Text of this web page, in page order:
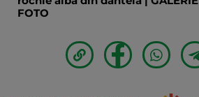
FOTO